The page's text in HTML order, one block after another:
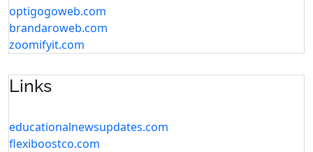
optigogoweb.com
brandaroweb.com
zoomifyit.com
Links
educationalnewsupdates.com
flexiboostco.com